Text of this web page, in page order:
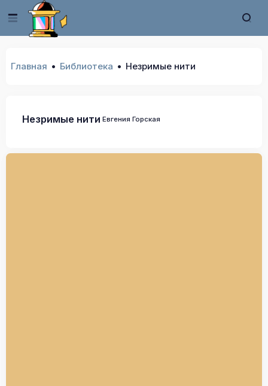
Главная Библиотека Незримые нити
Незримые нити Евгения Горская